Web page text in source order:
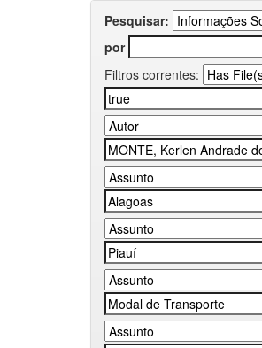
Pesquisar:
por
Filtros correntes: